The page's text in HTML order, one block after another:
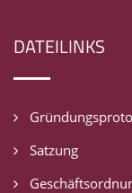
DATEILINKS
Satzung